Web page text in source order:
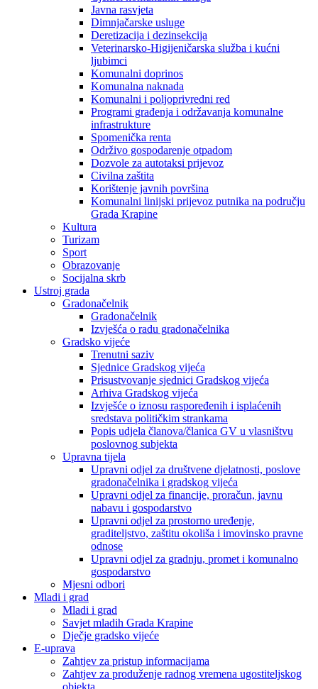
Javna rasvjeta
Dimnjačarske usluge
Deretizacija i dezinsekcija
Veterinarsko-Higijeničarska služba i kućni
ljubimci
Komunalni doprinos
Komunalna naknada
Komunalni i poljoprivredni red
Programi građenja i održavanja komunalne
infrastrukture
Spomenička renta
Održivo gospodarenje otpadom
Dozvole za autotaksi prijevoz
Civilna zaštita
Korištenje javnih površina
Komunalni linijski prijevoz putnika na području
Grada Krapine
Kultura
Turizam
Sport
Obrazovanje
Socijalna skrb
Ustroj grada
Gradonačelnik
Gradonačelnik
Izvješća o radu gradonačelnika
Gradsko vijeće
Trenutni saziv
Sjednice Gradskog vijeća
Prisustvovanje sjednici Gradskog vijeća
Arhiva Gradskog vijeća
Izvješće o iznosu raspoređenih i isplaćenih
sredstava političkim strankama
Popis udjela članova/članica GV u vlasništvu
poslovnog subjekta
Upravna tijela
Upravni odjel za društvene djelatnosti, poslove
gradonačelnika i gradskog vijeća
Upravni odjel za financije, proračun, javnu
nabavu i gospodarstvo
Upravni odjel za prostorno uređenje,
graditeljstvo, zaštitu okoliša i imovinsko pravne
odnose
Upravni odjel za gradnju, promet i komunalno
gospodarstvo
Mjesni odbori
Mladi i grad
Mladi i grad
Savjet mladih Grada Krapine
Dječje gradsko vijeće
E-uprava
Zahtjev za pristup informacijama
Zahtjev za produženje radnog vremena ugostiteljskog
objekta